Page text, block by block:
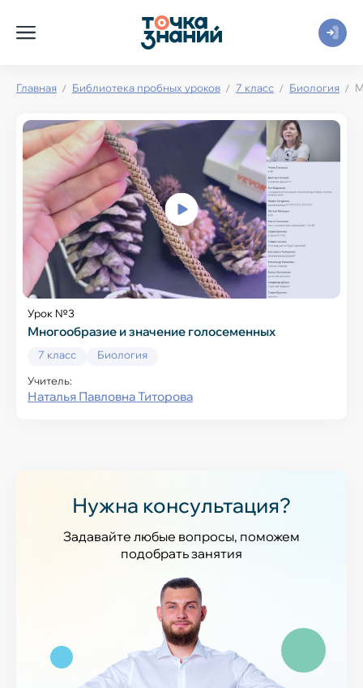
Главная Библиотека пробных уроков 7 класс Биология
Урок №3
Многообразие и значение голосеменных
7 класс
Биология
Учитель:
Наталья Павловна Титорова
Нужна консультация?
Задавайте любые вопросы, поможем
подобрать занятия